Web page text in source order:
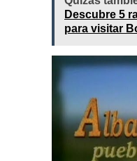
Descubre 5
para visitar